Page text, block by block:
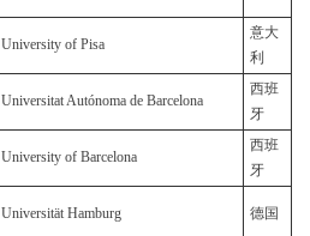
University of Pisa
意大
利
Universitat Autónoma de Barcelona
西班
牙
University of Barcelona
西班
牙
Universität Hamburg 德国